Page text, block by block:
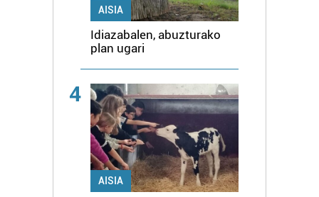
AISIA
Idiazabalen, abuzturako
plan ugari
4
AISIA